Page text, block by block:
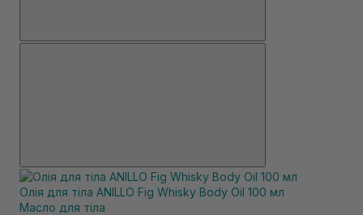
Олія для тіла ANILLO Fig Whisky Body Oil 100 мл
Масло для тіла